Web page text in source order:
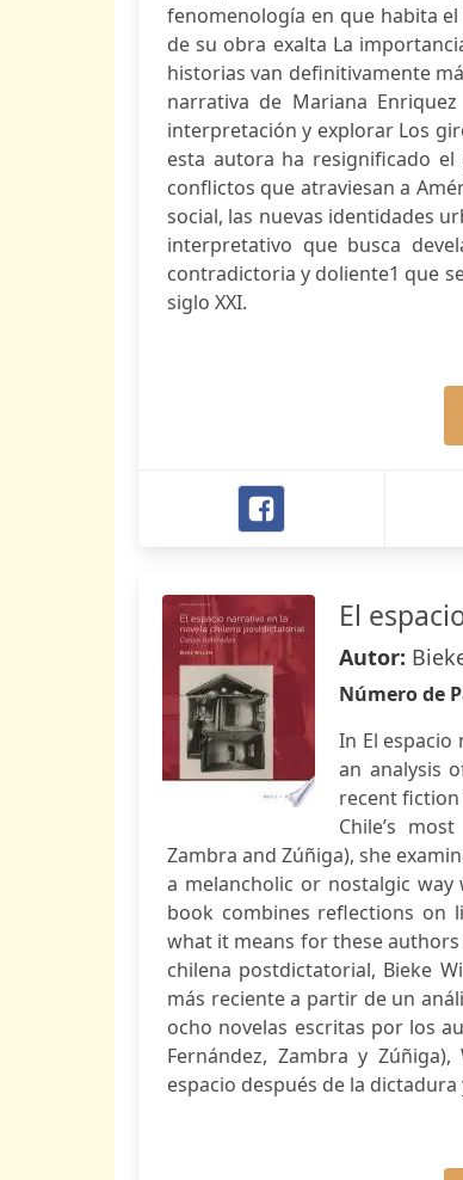
fenomenología en que habita
de su obra exalta La
historias van definitivamente
narrativa de Mariana
interpretación y explorar Los
esta autora ha resignificado
conflictos que atraviesan a
social, las nuevas identidades
interpretativo que busca
contradictoria y doliente1 que
siglo XXI.
El
Autor:
Número de
In El
an analysis
recent fiction
Chile’s
Zambra and Zúñiga), she
a melancholic or nostalgic
book combines reflections on
what it means for these
chilena postdictatorial, Bieke
más reciente a partir de un
ocho novelas escritas por los
Fernández, Zambra y
espacio después de la dictadura